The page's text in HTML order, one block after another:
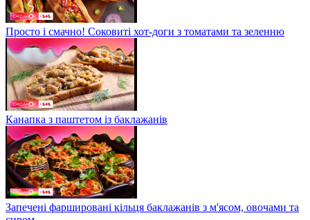
Просто і смачно! Соковиті хот-доги з томатами та зеленню
Канапка з паштетом із баклажанів
Запечені фаршировані кільця баклажанів з м'ясом, овочами та